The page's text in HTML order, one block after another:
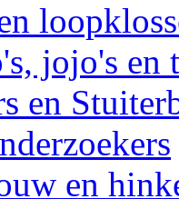
jojo's en
en
en